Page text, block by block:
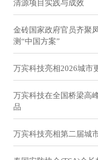
清源项目实践与成效
金砖国家政府官员齐聚
测“中国方案”
万宾科技亮相2026城市
万宾科技在全国桥梁高
品
万宾科技亮相第二届城